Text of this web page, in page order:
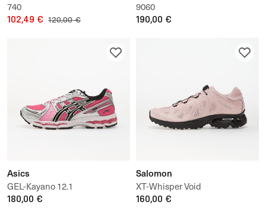
740
102,49 € 120,00 €
9060
190,00 €
Asics
GEL-Kayano 12.1
180,00 €
Salomon
XT-Whisper Void
160,00 €